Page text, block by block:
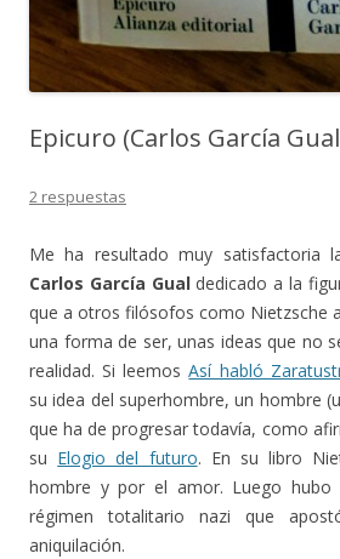
Epicuro (Carlos García
2 respuestas
Me ha resultado muy satisfactoria
Carlos García Gualdedicado a la
que a otros filósofos como Nietzsche
una forma de ser, unas ideas que no
realidad. Si leemosAsí habló
su idea del superhombre, un hombre
que ha de progresar todavía, como
su Elogio del futuro. En su libro
hombre y por el amor. Luego hubo
régimen totalitario nazi que
aniquilación.